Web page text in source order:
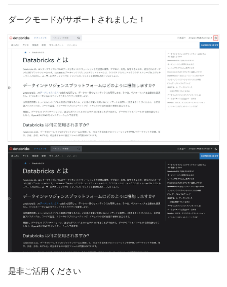
ダークモードがサポートされました！
是非ご活用ください